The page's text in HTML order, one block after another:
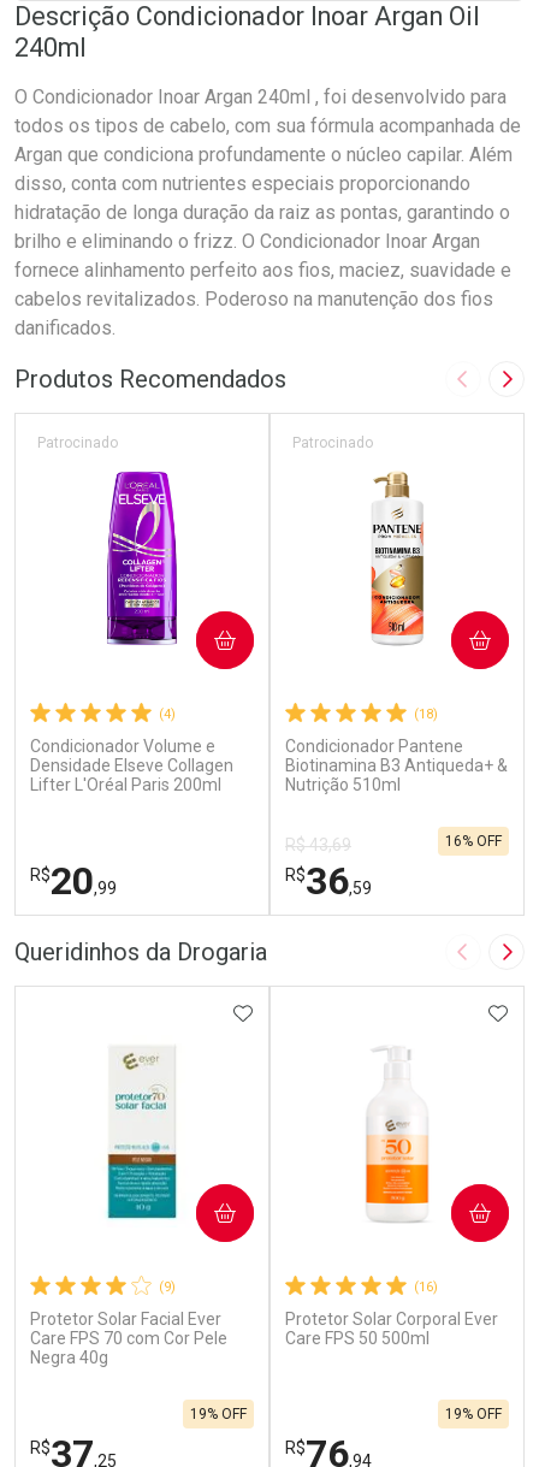
Descrição Condicionador Inoar Argan Oil
240ml
O Condicionador Inoar Argan 240ml , foi desenvolvido para
todos os tipos de cabelo, com sua fórmula acompanhada de
Argan que condiciona profundamente o núcleo capilar. Além
disso, conta com nutrientes especiais proporcionando
hidratação de longa duração da raiz as pontas, garantindo o
brilho e eliminando o frizz. O Condicionador Inoar Argan
fornece alinhamento perfeito aos fios, maciez, suavidade e
cabelos revitalizados. Poderoso na manutenção dos fios
danificados.
Produtos Recomendados Imagem
(4)
Condicionador Volume e
Densidade Elseve Collagen
Lifter L'Oréal Paris 200ml
Patrocinado
R$20,99
COMPRAR
Ativar Desconto
Comprar sem Desconto
(18)
Condicionador Pantene
Biotinamina B3 Antiqueda+ &
Nutrição 510ml
Patrocinado
R$ 43,69
R$36,59
16% OFF
COMPRAR
Ativar Desconto
Queridinhos da Drogaria Imagem
(9)
Protetor Solar Facial Ever
Care FPS 70 com Cor Pele
Negra 40g
R$37,25
19% OFF
ADICIONAR AOS FAVORITOS
COMPRAR
(16)
Protetor Solar Corporal Ever
Care FPS 50 500ml
R$76,94
19% OFF
COMPRAR